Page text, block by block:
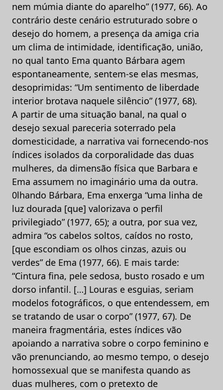
nem múmia diante do aparelho” (1977, 66). Ao
contrário deste cenário estruturado sobre o
desejo do homem, a presença da amiga cria
um clima de intimidade, identificação, união,
no qual tanto Ema quanto Bárbara agem
espontaneamente, sentem-se elas mesmas,
desoprimidas: “Um sentimento de liberdade
interior brotava naquele silêncio” (1977, 68).
A partir de uma situação banal, na qual o
desejo sexual pareceria soterrado pela
domesticidade, a narrativa vai fornecendo-nos
índices isolados da corporalidade das duas
mulheres, da dimensão física que Barbara e
Ema assumem no imaginário uma da outra.
0lhando Bárbara, Ema enxerga “uma linha de
luz dourada [que] valorizava o perfil
privilegiado” (1977, 65); a outra, por sua vez,
admira “os cabelos soltos, caídos no rosto,
[que escondiam os olhos cinzas, azuis ou
verdes” de Ema (1977, 66). E mais tarde:
“Cintura fina, pele sedosa, busto rosado e um
dorso infantil. […] Louras e esguias, seriam
modelos fotográficos, o que entendessem, em
se tratando de usar o corpo” (1977, 67). De
maneira fragmentária, estes índices vão
apoiando a narrativa sobre o corpo feminino e
vão prenunciando, ao mesmo tempo, o desejo
homossexual que se manifesta quando as
duas mulheres, com o pretexto de